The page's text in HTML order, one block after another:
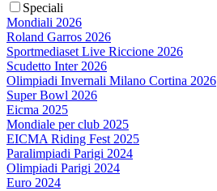
Speciali
Mondiali 2026
Roland Garros 2026
Sportmediaset Live Riccione 2026
Scudetto Inter 2026
Olimpiadi Invernali Milano Cortina 2026
Super Bowl 2026
Eicma 2025
Mondiale per club 2025
EICMA Riding Fest 2025
Paralimpiadi Parigi 2024
Olimpiadi Parigi 2024
Euro 2024